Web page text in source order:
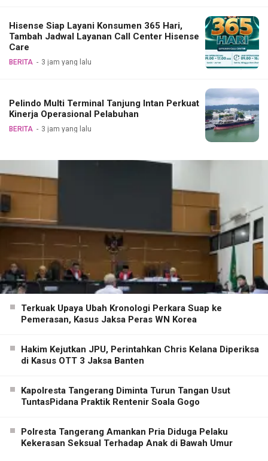
Hisense Siap Layani Konsumen 365 Hari,
Tambah Jadwal Layanan Call Center Hisense
Care
BERITA 3 jam yang lalu
Pelindo Multi Terminal Tanjung Intan Perkuat
Kinerja Operasional Pelabuhan
BERITA 3 jam yang lalu
Terkuak Upaya Ubah Kronologi Perkara Suap ke
Pemerasan, Kasus Jaksa Peras WN Korea
Hakim Kejutkan JPU, Perintahkan Chris Kelana Diperiksa
di Kasus OTT 3 Jaksa Banten
Kapolresta Tangerang Diminta Turun Tangan Usut
TuntasPidana Praktik Rentenir Soala Gogo
Polresta Tangerang Amankan Pria Diduga Pelaku
Kekerasan Seksual Terhadap Anak di Bawah Umur